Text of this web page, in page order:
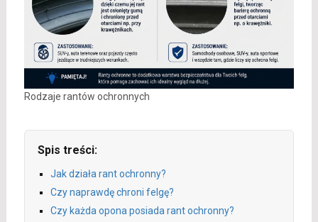
Rodzaje rantów ochronnych
Spis treści:
Jak działa rant ochronny?
Czy naprawdę chroni felgę?
Czy każda opona posiada rant ochronny?